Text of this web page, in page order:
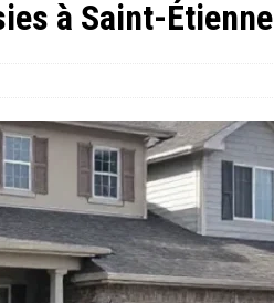
à Saint-Étienne